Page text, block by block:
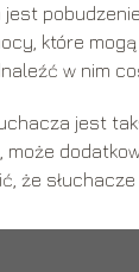
które
w nim
jest
może
że